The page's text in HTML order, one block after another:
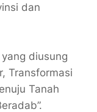
dan
diusung
Transformasi
Tanah